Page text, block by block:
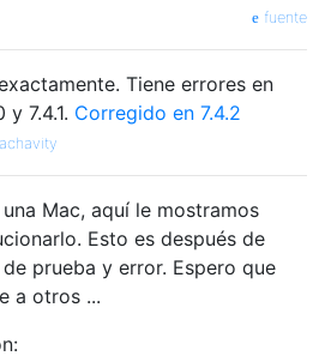
fuente
Tiene errores en
y 7.4.1. Corregido en 7.4.2
Mac, aquí le mostramos
Esto es después de
prueba y error. Espero que
a otros ...